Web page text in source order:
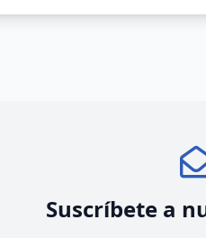
Suscríbete a